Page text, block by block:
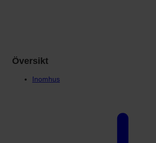
Översikt
Inomhus